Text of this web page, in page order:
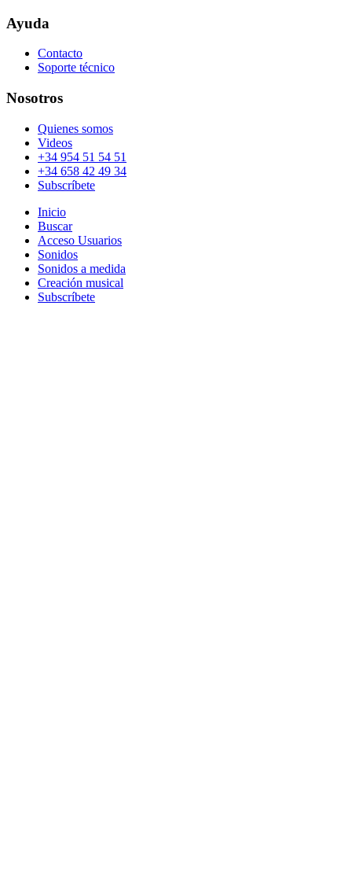
Ayuda
Contacto
Soporte técnico
Nosotros
Quienes somos
Videos
+34 954 51 54 51
+34 658 42 49 34
Subscríbete
Inicio
Buscar
Acceso Usuarios
Sonidos
Sonidos a medida
Creación musical
Subscríbete